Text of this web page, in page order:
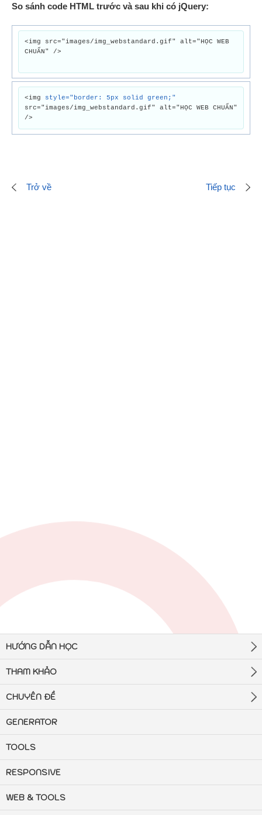
So sánh code HTML trước và sau khi có jQuery:
<img src="images/img_webstandard.gif" alt="HỌC WEB
CHUẨN" />
<img style="border: 5px solid green;"
src="images/img_webstandard.gif" alt="HỌC WEB CHUẨN"
/>
Trở về Tiếp tục
HƯỚNG DẪN HỌC
THAM KHẢO
CHUYÊN ĐỀ
GENERATOR
TOOLS
RESPONSIVE
WEB & TOOLS